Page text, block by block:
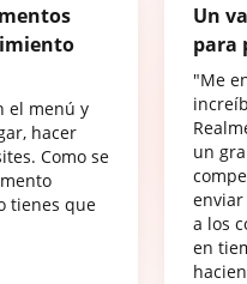
el menú y
hacer
Como se
tienes que
Un
para
"Me
un
a los
en